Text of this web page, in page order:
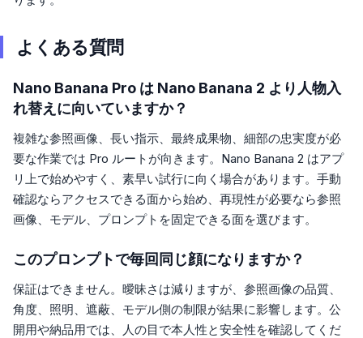
よくある質問
Nano Banana Pro は Nano Banana 2 より人物入
れ替えに向いていますか？
複雑な参照画像、長い指示、最終成果物、細部の忠実度が必
要な作業では Pro ルートが向きます。Nano Banana 2 はアプ
リ上で始めやすく、素早い試行に向く場合があります。手動
確認ならアクセスできる面から始め、再現性が必要なら参照
画像、モデル、プロンプトを固定できる面を選びます。
このプロンプトで毎回同じ顔になりますか？
保証はできません。曖昧さは減りますが、参照画像の品質、
角度、照明、遮蔽、モデル側の制限が結果に影響します。公
開用や納品用では、人の目で本人性と安全性を確認してくだ